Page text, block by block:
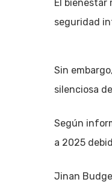
Hit enter to
El bienestar
seguridad
Sin
silenciosa
Según
a 2025
Jinan